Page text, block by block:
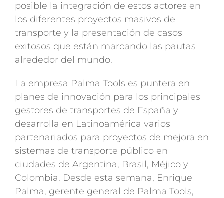
posible la integración de estos actores en
los diferentes proyectos masivos de
transporte y la presentación de casos
exitosos que están marcando las pautas
alrededor del mundo.
La empresa Palma Tools es puntera en
planes de innovación para los principales
gestores de transportes de España y
desarrolla en Latinoamérica varios
partenariados para proyectos de mejora en
sistemas de transporte público en
ciudades de Argentina, Brasil, Méjico y
Colombia. Desde esta semana, Enrique
Palma, gerente general de Palma Tools,